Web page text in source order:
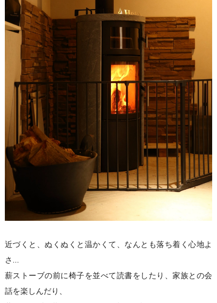
近づくと、ぬくぬくと温かくて、なんとも落ち着く心地よ
さ…
薪ストーブの前に椅子を並べて読書をしたり、家族との会
話を楽しんだり、